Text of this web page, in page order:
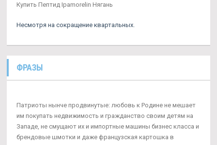
Купить Пептид Ipamorelin Нягань
Несмотря на сокращение квартальных.
ФРАЗЫ
Патриоты нынче продвинутые: любовь к Родине не мешает
им покупать недвижимость и гражданство своим детям на
Западе, не смущают их и импортные машины бизнес класса и
брендовые шмотки и даже французская картошка в